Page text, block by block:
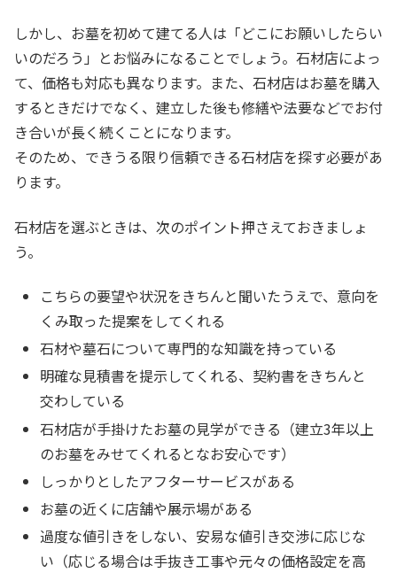
しかし、お墓を初めて建てる人は「どこにお願いしたらい
いのだろう」とお悩みになることでしょう。石材店によっ
て、価格も対応も異なります。また、石材店はお墓を購入
するときだけでなく、建立した後も修繕や法要などでお付
き合いが長く続くことになります。
そのため、できうる限り信頼できる石材店を探す必要があ
ります。
石材店を選ぶときは、次のポイント押さえておきましょ
う。
こちらの要望や状況をきちんと聞いたうえで、意向を
くみ取った提案をしてくれる
石材や墓石について専門的な知識を持っている
明確な見積書を提示してくれる、契約書をきちんと
交わしている
石材店が手掛けたお墓の見学ができる（建立3年以上
のお墓をみせてくれるとなお安心です）
しっかりとしたアフターサービスがある
お墓の近くに店舗や展示場がある
過度な値引きをしない、安易な値引き交渉に応じな
い（応じる場合は手抜き工事や元々の価格設定を高